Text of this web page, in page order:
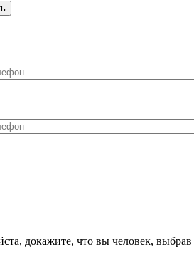
докажите, что вы человек, выбрав